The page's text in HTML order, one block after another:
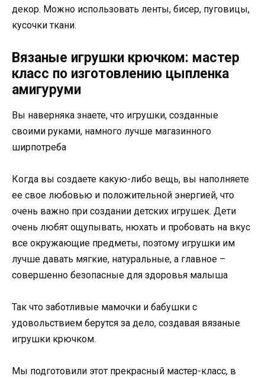
декор. Можно использовать ленты, бисер, пуговицы,
кусочки ткани.
Вязаные игрушки крючком: мастер
класс по изготовлению цыпленка
амигуруми
Вы наверняка знаете, что игрушки, созданные
своими руками, намного лучше магазинного
ширпотреба
Когда вы создаете какую-либо вещь, вы наполняете
ее свое любовью и положительной энергией, что
очень важно при создании детских игрушек. Дети
очень любят ощупывать, нюхать и пробовать на вкус
все окружающие предметы, поэтому игрушки им
лучше давать мягкие, натуральные, а главное –
совершенно безопасные для здоровья малыша
Так что заботливые мамочки и бабушки с
удовольствием берутся за дело, создавая вязаные
игрушки крючком.
Мы подготовили этот прекрасный мастер-класс, в